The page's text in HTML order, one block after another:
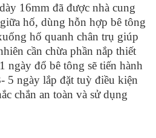
16mm đã được nhà cung
hố, dùng hỗn hợp bê tông
hố quanh chân trụ giúp
cần chừa phần nắp thiết
ngày đổ bê tông sẽ tiến hành
5 ngày lắp đặt tuỳ điều kiện
chắn an toàn và sử dụng